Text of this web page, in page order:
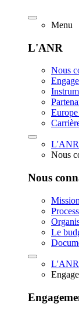
Menu
L'ANR
Nous
L'ANR
Nous
Nous
Le
L'ANR